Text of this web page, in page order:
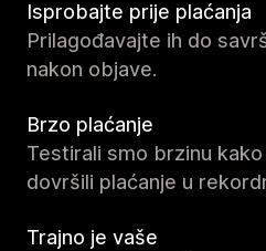
Isprobajte prije plaćanja
Prilagođavajte ih do
nakon objave.
Brzo plaćanje
Testirali smo brzinu
dovršili plaćanje u
Trajno je vaše